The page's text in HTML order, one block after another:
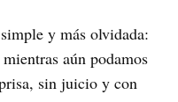
y más olvidada:
aún podamos
sin juicio y con